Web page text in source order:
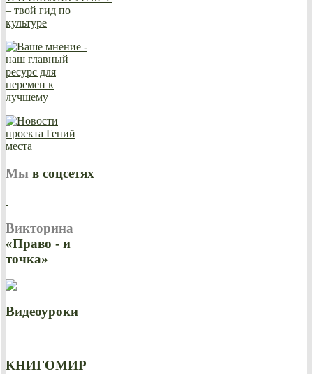
Мы в соцсетях
Викторина
«Право - и
точка»
Видеоуроки
КНИГОМИР